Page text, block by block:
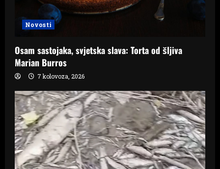
Novosti
Osam sastojaka, svjetska slava: Torta od šljiva
Marian Burros
7 kolovoza, 2026